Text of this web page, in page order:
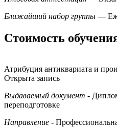
Ближайший набор группы —
Стоимость
Атрибуция антиквариата и
Открыта запись
Выдаваемый документ -
переподготовке
Направление -